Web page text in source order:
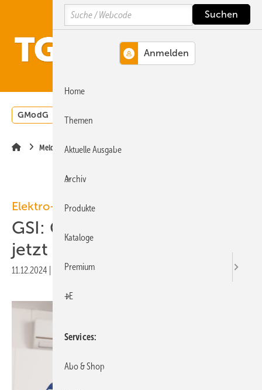
Hauptinhalt
Hauptmenü
SiteSearch
GModG Wärmepumpe
Meldungen
Elektro-Handwerk
GSI: Gebäudesystemintegrator
jetzt auch als Meisterberuf
11.12.2024 Druckvorschau
Search
Home
Themen
Aktuelle Ausgabe
Archiv
Produkte
Kataloge
Premium
+E
Services
Abo & Shop